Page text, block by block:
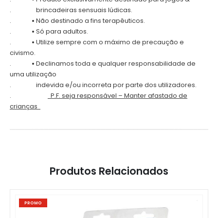
. brincadeiras sensuais lúdicas.
.
• Não destinado a fins terapêuticos.
.
• Só para adultos.
.
• Utilize sempre com o máximo de precaução e
civismo.
.
• Declinamos toda e qualquer responsabilidade de
uma utilização
.
indevida e/ou incorreta por parte dos utilizadores.
.
P.F. seja responsável – Manter afastado de
crianças
Produtos Relacionados
PROMO